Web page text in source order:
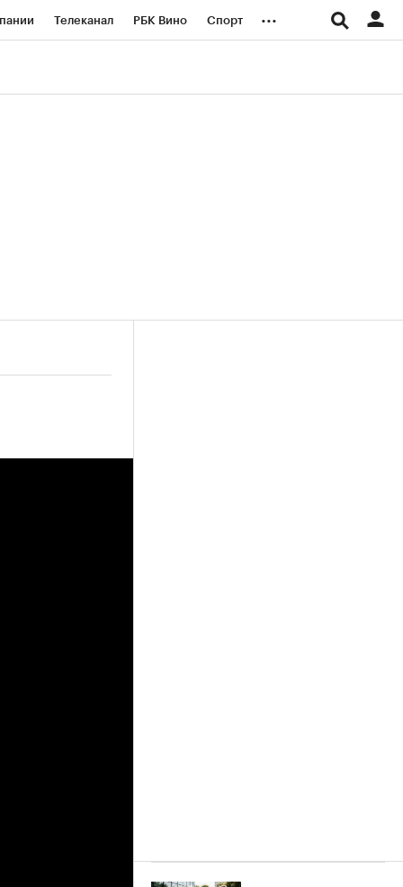
Телеканал РБК Вино Спорт ...